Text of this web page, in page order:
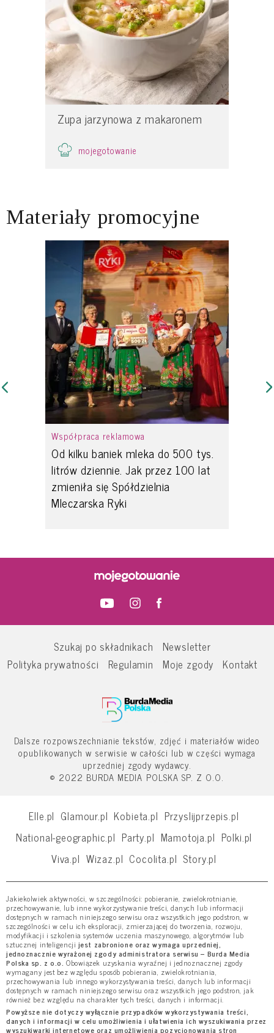
Zupa jarzynowa z makaronem
mojegotowanie
Materiały promocyjne
Współpraca reklamowa
Od kilku baniek mleka do 500 tys.
litrów dziennie. Jak przez 100 lat
zmieniła się Spółdzielnia
Mleczarska Ryki
Szukaj po składnikach
Newsletter
Polityka prywatności
Regulamin Moje zgody Kontakt
Dalsze rozpowszechnianie tekstów, zdjęć i materiałów wideo
opublikowanych w serwisie w całości lub w części wymaga
uprzedniej zgody wydawcy.
© 2022 BURDA MEDIA POLSKA SP. Z O.O.
Elle.pl Glamour.pl Kobieta.pl Przyslijprzepis.pl
National-geographic.pl Party.pl Mamotoja.pl Polki.pl
Viva.pl Wizaz.pl Cocolita.pl Story.pl
Jakiekolwiek aktywności, w szczególności: pobieranie, zwielokrotnianie,
przechowywanie, lub inne wykorzystywanie treści, danych lub informacji
dostępnych w ramach niniejszego serwisu oraz wszystkich jego podstron, w
szczególności w celu ich eksploracji, zmierzającej do tworzenia, rozwoju,
modyfikacji i szkolenia systemów uczenia maszynowego, algorytmów lub
sztucznej inteligencji jest zabronione oraz wymaga uprzedniej,
jednoznacznie wyrażonej zgody administratora serwisu – Burda Media
Polska sp. z o.o. Obowiązek uzyskania wyraźnej i jednoznacznej zgody
wymagany jest bez względu sposób pobierania, zwielokrotniania,
przechowywania lub innego wykorzystywania treści, danych lub informacji
dostępnych w ramach niniejszego serwisu oraz wszystkich jego podstron, jak
również bez względu na charakter tych treści, danych i informacji.
Powyższe nie dotyczy wyłącznie przypadków wykorzystywania treści,
danych i informacji w celu umożliwienia i ułatwienia ich wyszukiwania przez
wyszukiwarki internetowe oraz umożliwienia pozycjonowania stron